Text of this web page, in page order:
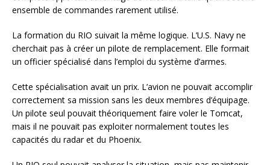
ensemble de commandes rarement utilisé.
La formation du RIO suivait la même logique. L’U.S. Navy ne
cherchait pas à créer un pilote de remplacement. Elle formait
un officier spécialisé dans l’emploi du système d’armes.
Cette spécialisation avait un prix. L’avion ne pouvait accomplir
correctement sa mission sans les deux membres d’équipage.
Un pilote seul pouvait théoriquement faire voler le Tomcat,
mais il ne pouvait pas exploiter normalement toutes les
capacités du radar et du Phoenix.